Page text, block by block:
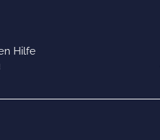
Hilfe